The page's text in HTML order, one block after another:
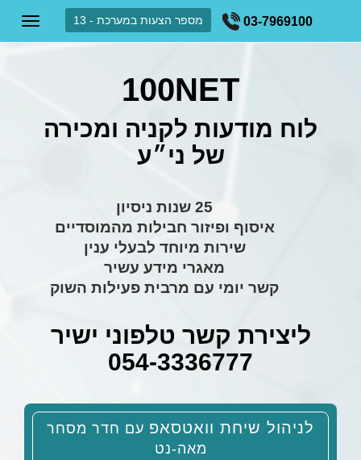
03-7969100 מספר הצעות במערכת - 13
100NET
לוח מודעות לקניה ומכירה
של ני״ע
25 שנות ניסיון
איסוף ופיזור חבילות מהמוסדיים
שירות מיוחד לבעלי ענין
מאגרי מידע עשיר
קשר יומי עם מרבית פעילות השוק
ליצירת קשר טלפוני ישיר
054-3336777
לניהול שיחת וואטסאפ עם חדר מסחר
מאה-נט